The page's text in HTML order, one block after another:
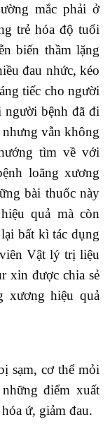
mắc phải ở
trẻ hóa độ tuổi
biến thầm lặng
đau nhức, kéo
tiếc cho người
người bệnh đã đi
vẫn không
tìm về với
loãng xương
bài thuốc này
quả mà còn
bất kì tác dụng
Vật lý trị liệu
xin được chia sẻ
xương hiệu quả
sạm, cơ thể mỏi
điểm xuất
ứ, giảm đau.